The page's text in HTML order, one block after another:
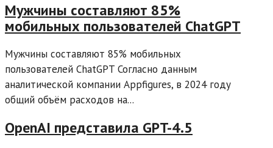
Мужчины составляют 85%
мобильных пользователей ChatGPT
Мужчины составляют 85% мобильных
пользователей ChatGPT Согласно данным
аналитической компании Appfigures, в 2024 году
общий объём расходов на...
OpenAI представила GPT-4.5